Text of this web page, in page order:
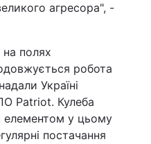
агресора", -
полях
робота
Україні
Patriot. Кулеба
елементом у цьому
постачання